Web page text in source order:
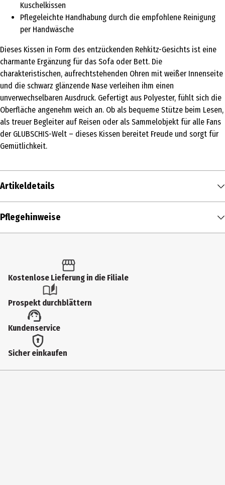
Kuschelkissen
Pflegeleichte Handhabung durch die empfohlene Reinigung
per Handwäsche
Dieses Kissen in Form des entzückenden Rehkitz-Gesichts ist eine
charmante Ergänzung für das Sofa oder Bett. Die
charakteristischen, aufrechtstehenden Ohren mit weißer Innenseite
und die schwarz glänzende Nase verleihen ihm einen
unverwechselbaren Ausdruck. Gefertigt aus Polyester, fühlt sich die
Oberfläche angenehm weich an. Ob als bequeme Stütze beim Lesen,
als treuer Begleiter auf Reisen oder als Sammelobjekt für alle Fans
der GLUBSCHIS-Welt – dieses Kissen bereitet Freude und sorgt für
Gemütlichkeit.
Artikeldetails
Inhalt
Breite
Braun
Höhe
Pflegehinweise
Kostenlose Lieferung in die Filiale
Prospekt durchblättern
Kundenservice
Sicher einkaufen